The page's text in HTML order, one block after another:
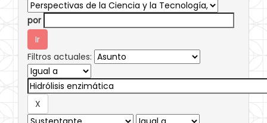
por
Filtros actuales: